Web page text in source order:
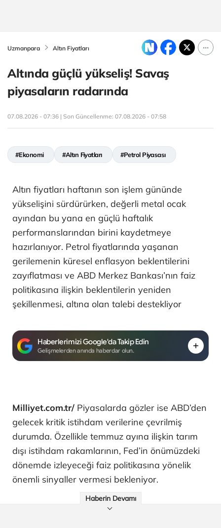
Uzmanpara Altın Fiyatları
Altında güçlü yükseliş! Savaş
piyasaların radarında
07.08.2026 - 07:36 | Son Güncellenme: 07.08.2026 - 07:58
#Ekonomi #Altın Fiyatları #Petrol Piyasası
Altın fiyatları haftanın son işlem gününde
yükselişini sürdürürken, değerli metal ocak
ayından bu yana en güçlü haftalık
performanslarından birini kaydetmeye
hazırlanıyor. Petrol fiyatlarında yaşanan
gerilemenin küresel enflasyon beklentilerini
zayıflatması ve ABD Merkez Bankası’nın faiz
politikasına ilişkin beklentilerin yeniden
şekillenmesi, altına olan talebi destekliyor
Haberlerimizi Google'da Takip Edin
Gelişmelerden anında haberdar olun.
Milliyet.com.tr/ Piyasalarda gözler ise ABD’den
gelecek kritik istihdam verilerine çevrilmiş
durumda. Özellikle temmuz ayına ilişkin tarım
dışı istihdam rakamlarının, Fed’in önümüzdeki
dönemde izleyeceği faiz politikasına yönelik
önemli sinyaller vermesi bekleniyor.
Haberin Devamı